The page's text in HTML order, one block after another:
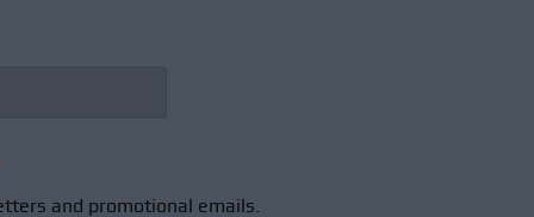
and promotional emails.